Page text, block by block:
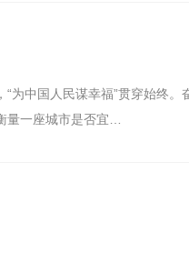
电工程
为中国人民谋幸福”贯穿始终。
量一座城市是否宜…